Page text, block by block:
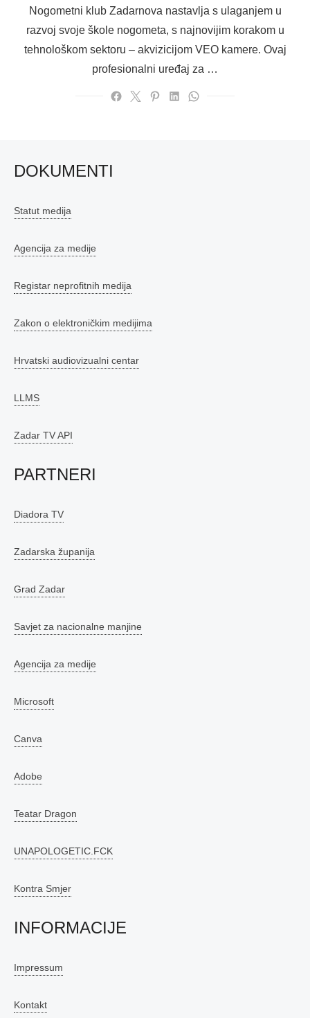
Nogometni klub Zadarnova nastavlja s ulaganjem u
razvoj svoje škole nogometa, s najnovijim korakom u
tehnološkom sektoru – akvizicijom VEO kamere. Ovaj
profesionalni uređaj za …
DOKUMENTI
Statut medija
Agencija za medije
Registar neprofitnih medija
Zakon o elektroničkim medijima
Hrvatski audiovizualni centar
LLMS
Zadar TV API
PARTNERI
Diadora TV
Zadarska županija
Grad Zadar
Savjet za nacionalne manjine
Agencija za medije
Microsoft
Canva
Adobe
Teatar Dragon
UNAPOLOGETIC.FCK
Kontra Smjer
INFORMACIJE
Impressum
Kontakt